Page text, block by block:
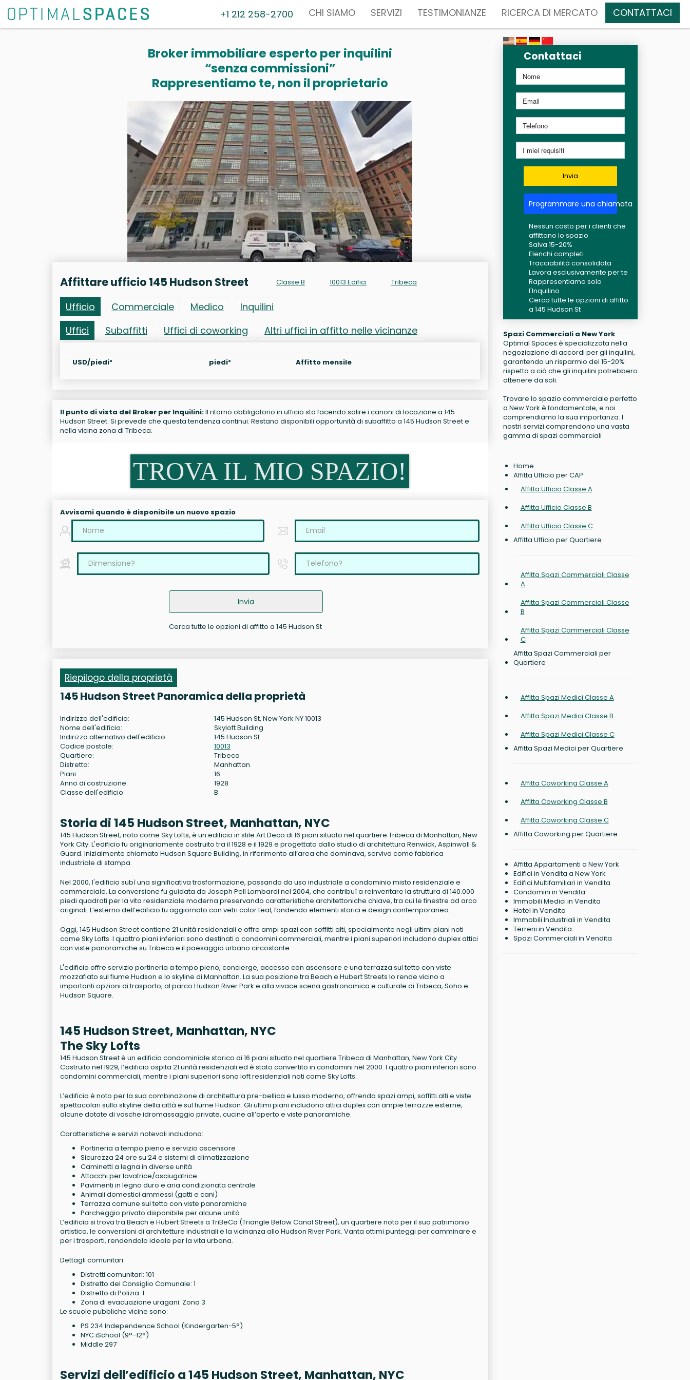
+1 212 258-2700 CHI SIAMO SERVIZI TESTIMONIANZE RICERCA DI MERCATO CONTATTACI
Broker immobiliare esperto per inquilini
“senza commissioni”
Rappresentiamo te, non il proprietario
Affittare ufficio 145 Hudson Street Classe B 10013 Edifici Tribeca
Ufficio Commerciale Medico
Inquilini
Uffici
Subaffitti Uffici di coworking Altri uffici in affitto nelle vicinanze
USD/piedi² piedi² Affitto mensile
Il punto di vista del Broker per Inquilini:Il ritorno obbligatorio in ufficio sta facendo salire i canoni di locazione a 145
Hudson Street. Si prevede che questa tendenza continui. Restano disponibili opportunità di subaffitto a 145 Hudson Street e
nella vicina zona di Tribeca.
TROVA IL MIO SPAZIO!
Avvisami quando è disponibile un nuovo spazio
Invia
Cerca tutte le opzioni di affitto a 145 Hudson St
Riepilogo della proprietà
145 Hudson Street Panoramica della proprietà
Indirizzo dell'edificio:
145 Hudson St, New York NY 10013
Nome dell'edificio:
Skyloft Building
Indirizzo alternativo dell'edificio:
145 Hudson St
Codice postale:
10013
Quartiere:
Tribeca
Distretto:
Manhattan
Piani:
16
Anno di costruzione:
1928
Classe dell'edificio:
B
Storia di 145 Hudson Street, Manhattan, NYC
145 Hudson Street, noto come Sky Lofts, è un edificio in stile Art Deco di 16 piani situato nel quartiere Tribeca di Manhattan, New
York City. L'edificio fu originariamente costruito tra il 1928 e il 1929 e progettato dallo studio di architettura Renwick, Aspinwall &
Guard. Inizialmente chiamato Hudson Square Building, in riferimento all’area che dominava, serviva come fabbrica
industriale di stampa.
Nel 2000, l'edificio subì una significativa trasformazione, passando da uso industriale a condominio misto residenziale e
commerciale. La conversione fu guidata da Joseph Pell Lombardi nel 2004, che contribuì a reinventare la struttura di 140.000
piedi quadrati per la vita residenziale moderna preservando caratteristiche architettoniche chiave, tra cui le finestre ad arco
originali. L’esterno dell’edificio fu aggiornato con vetri color teal, fondendo elementi storici e design contemporaneo.
Oggi, 145 Hudson Street contiene 21 unità residenziali e offre ampi spazi con soffitti alti, specialmente negli ultimi piani noti
come Sky Lofts. I quattro piani inferiori sono destinati a condomini commerciali, mentre i piani superiori includono duplex attici
con viste panoramiche su Tribeca e il paesaggio urbano circostante.
L'edificio offre servizio portineria a tempo pieno, concierge, accesso con ascensore e una terrazza sul tetto con viste
mozzafiato sul fiume Hudson e lo skyline di Manhattan. La sua posizione tra Beach e Hubert Streets lo rende vicino a
importanti opzioni di trasporto, al parco Hudson River Park e alla vivace scena gastronomica e culturale di Tribeca, Soho e
Hudson Square.
145 Hudson Street, Manhattan, NYC
The Sky Lofts
145 Hudson Street è un edificio condominiale storico di 16 piani situato nel quartiere Tribeca di Manhattan, New York City.
Costruito nel 1929, l’edificio ospita 21 unità residenziali ed è stato convertito in condomini nel 2000. I quattro piani inferiori sono
condomini commerciali, mentre i piani superiori sono loft residenziali noti come Sky Lofts.
L’edificio è noto per la sua combinazione di architettura pre-bellica e lusso moderno, offrendo spazi ampi, soffitti alti e viste
spettacolari sullo skyline della città e sul fiume Hudson. Gli ultimi piani includono attici duplex con ampie terrazze esterne,
alcune dotate di vasche idromassaggio private, cucine all’aperto e viste panoramiche.
Caratteristiche e servizi notevoli includono:
Portineria a tempo pieno e servizio ascensore
Sicurezza 24 ore su 24 e sistemi di climatizzazione
Caminetti a legna in diverse unità
Attacchi per lavatrice/asciugatrice
Pavimenti in legno duro e aria condizionata centrale
Animali domestici ammessi (gatti e cani)
Terrazza comune sul tetto con viste panoramiche
Parcheggio privato disponibile per alcune unità
L’edificio si trova tra Beach e Hubert Streets a TriBeCa (Triangle Below Canal Street), un quartiere noto per il suo patrimonio
artistico, le conversioni di architetture industriali e la vicinanza allo Hudson River Park. Vanta ottimi punteggi per camminare e
per i trasporti, rendendolo ideale per la vita urbana.
Dettagli comunitari:
Distretti comunitari: 101
Distretto del Consiglio Comunale: 1
Distretto di Polizia: 1
Zona di evacuazione uragani: Zona 3
Le scuole pubbliche vicine sono:
PS 234 Independence School (Kindergarten-5°)
NYC iSchool (9°-12°)
Middle 297
Servizi dell’edificio a 145 Hudson Street, Manhattan, NYC
Contattaci
Invia
Programmare una chiamata
Nessun costo per i clienti che
affittano lo spazio
Salva 15-20%
Elenchi completi
Tracciabilità consolidata
Lavora esclusivamente per te
Rappresentiamo solo
l'Inquilino
Cerca tutte le opzioni di affitto
a 145 Hudson St
Spazi Commerciali a New York
Optimal Spaces è specializzata nella
negoziazione di accordi per gli inquilini,
garantendo un risparmio del 15-20%
rispetto a ciò che gli inquilini potrebbero
ottenere da soli.
Trovare lo spazio commerciale perfetto
a New York è fondamentale, e noi
comprendiamo la sua importanza. I
nostri servizi comprendono una vasta
gamma di spazi commerciali
Home
Affitta Ufficio per CAP
Affitta Ufficio Classe A
Affitta Ufficio Classe B
Affitta Ufficio Classe C
Affitta Ufficio per Quartiere
Affitta Spazi Commerciali Classe
A
Affitta Spazi Commerciali Classe
B
Affitta Spazi Commerciali Classe
C
Affitta Spazi Commerciali per
Quartiere
Affitta Spazi Medici Classe A
Affitta Spazi Medici Classe B
Affitta Spazi Medici Classe C
Affitta Spazi Medici per Quartiere
Affitta Coworking Classe A
Affitta Coworking Classe B
Affitta Coworking Classe C
Affitta Coworking per Quartiere
Affitta Appartamenti a New York
Edifici in Vendita a New York
Edifici Multifamiliari in Vendita
Condomini in Vendita
Immobili Medici in Vendita
Hotel in Vendita
Immobili Industriali in Vendita
Terreni in Vendita
Spazi Commerciali in Vendita